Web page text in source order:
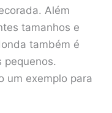
Além
tamanhos e
também é
pequenos.
um exemplo para